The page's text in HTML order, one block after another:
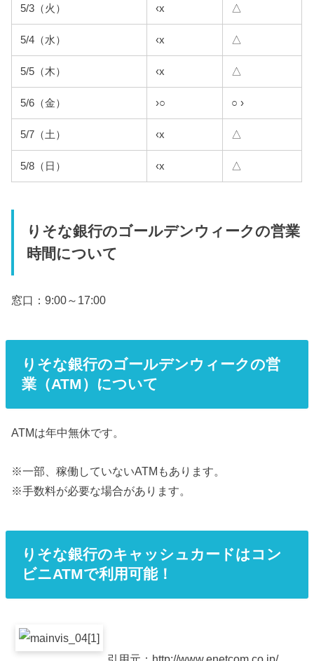
5/3（火） ‹x △
5/4（水） ‹x △
5/5（木） ‹x △
5/6（金） ›○ ○ ›
5/7（土） ‹x △
5/8（日） ‹x △
りそな銀行のゴールデンウィークの営業
時間について
窓口：9:00～17:00
りそな銀行のゴールデンウィークの営
業（ATM）について
ATMは年中無休です。
※一部、稼働していないATMもあります。
※手数料が必要な場合があります。
りそな銀行のキャッシュカードはコン
ビニATMで利用可能！